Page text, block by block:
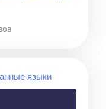
языки